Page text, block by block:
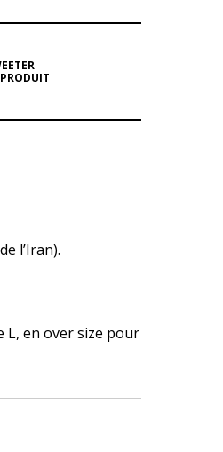
l’Iran).
L, en over size pour